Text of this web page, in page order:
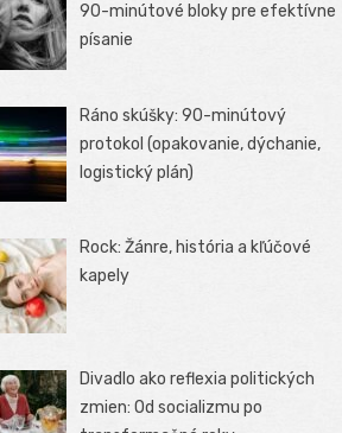
90-minútové bloky pre efektívne
písanie
Ráno skúšky: 90-minútový
protokol (opakovanie, dýchanie,
logistický plán)
Rock: Žánre, história a kľúčové
kapely
Divadlo ako reflexia politických
zmien: Od socializmu po